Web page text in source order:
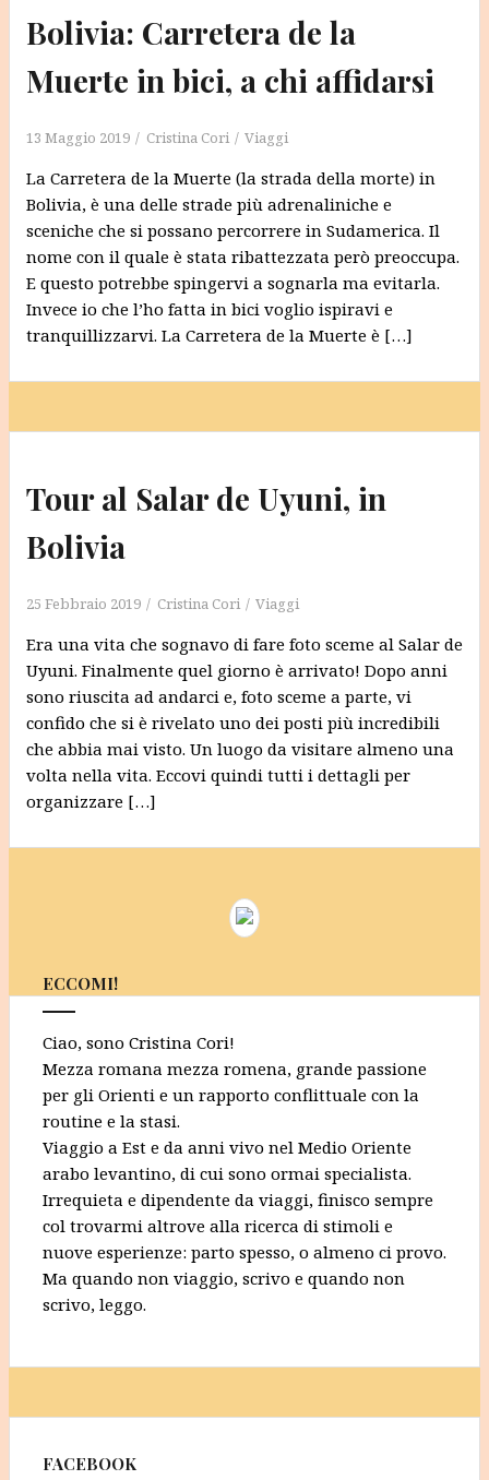
Bolivia: Carretera de la
Muerte in bici, a chi affidarsi
13 Maggio 2019 Cristina Cori Viaggi
La Carretera de la Muerte (la strada della morte) in
Bolivia, è una delle strade più adrenaliniche e
sceniche che si possano percorrere in Sudamerica. Il
nome con il quale è stata ribattezzata però preoccupa.
E questo potrebbe spingervi a sognarla ma evitarla.
Invece io che l’ho fatta in bici voglio ispiravi e
tranquillizzarvi. La Carretera de la Muerte è […]
Tour al Salar de Uyuni, in
Bolivia
25 Febbraio 2019 Cristina Cori Viaggi
Era una vita che sognavo di fare foto sceme al Salar de
Uyuni. Finalmente quel giorno è arrivato! Dopo anni
sono riuscita ad andarci e, foto sceme a parte, vi
confido che si è rivelato uno dei posti più incredibili
che abbia mai visto. Un luogo da visitare almeno una
volta nella vita. Eccovi quindi tutti i dettagli per
organizzare […]
ECCOMI!
Ciao, sono Cristina Cori!
Mezza romana mezza romena, grande passione
per gli Orienti e un rapporto conflittuale con la
routine e la stasi.
Viaggio a Est e da anni vivo nel Medio Oriente
arabo levantino, di cui sono ormai specialista.
Irrequieta e dipendente da viaggi, finisco sempre
col trovarmi altrove alla ricerca di stimoli e
nuove esperienze: parto spesso, o almeno ci provo.
Ma quando non viaggio, scrivo e quando non
scrivo, leggo.
FACEBOOK